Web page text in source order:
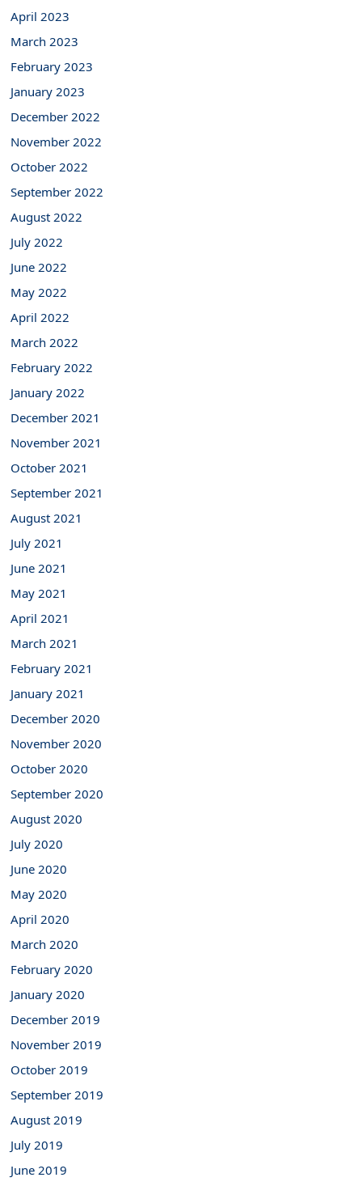
April 2023
March 2023
February 2023
January 2023
December 2022
November 2022
October 2022
September 2022
August 2022
July 2022
June 2022
May 2022
April 2022
March 2022
February 2022
January 2022
December 2021
November 2021
October 2021
September 2021
August 2021
July 2021
June 2021
May 2021
April 2021
March 2021
February 2021
January 2021
December 2020
November 2020
October 2020
September 2020
August 2020
July 2020
June 2020
May 2020
April 2020
March 2020
February 2020
January 2020
December 2019
November 2019
October 2019
September 2019
August 2019
July 2019
June 2019